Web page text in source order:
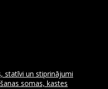
statīvi un stiprinājumi
somas, kastes